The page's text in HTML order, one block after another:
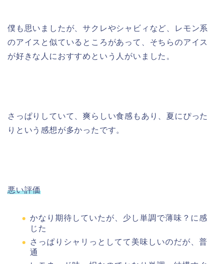
僕も思いましたが、サクレやシャビィなど、レモン系
のアイスと似ているところがあって、そちらのアイス
が好きな人におすすめという人がいました。
さっぱりしていて、爽らしい食感もあり、夏にぴった
りという感想が多かったです。
悪い評価
かなり期待していたが、少し単調で薄味？に感
じた
さっぱりシャリっとしてて美味しいのだが、普
通